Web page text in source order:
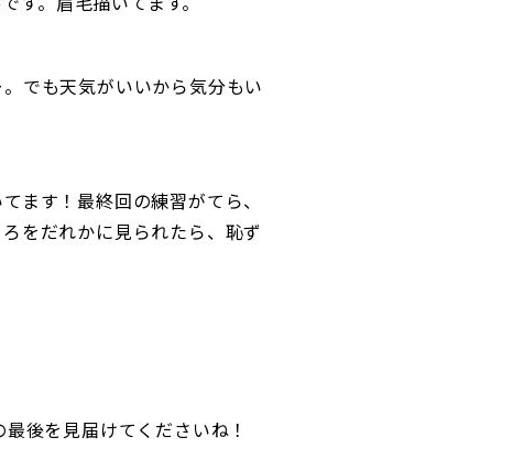
でも天気がいいから気分もい
ます！最終回の練習がてら、
をだれかに見られたら、恥ず
後を見届けてくださいね！